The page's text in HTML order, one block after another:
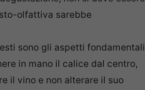
olfattiva sarebbe
sono gli aspetti fondamentali
in mano il calice dal centro,
il vino e non alterare il suo